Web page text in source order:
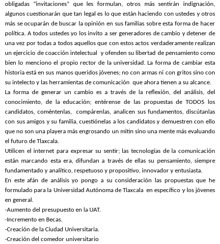
obligadas “invitaciones” que les formulan, otros más sentirán indignación,
algunos cuestionarán que tan legal es lo que están haciendo con ustedes y otros
más se ocuparán de buscar la opinión en sus familias sobre esta forma de hacer
política. A todos ustedes yo los invito a ser generadores de cambio y detener de
una vez por todas a todos aquellos que con estos actos verdaderamente realizan
un ejercicio de coacción intelectual y ofenden su libertad de pensamiento como
bien lo menciono el propio rector de la universidad. La forma de cambiar esta
historia está en sus manos queridos jóvenes; no con armas ni con gritos sino con
su intelecto y las herramientas de comunicación que ahora tienen a su alcance.
La forma de generar un cambio es a través de la reflexión, del análisis, del
conocimiento, de la educación; entérense de las propuestas de TODOS los
candidatos, coméntenlas, compárenlas, analicen sus fundamentos, discútanlas
con sus amigos y su familia, cuestiónelas a los candidatos y demuestren con ello
que no son una playera más engrosando un mitin sino una mente más evaluando
el futuro de Tlaxcala.
Utilicen el internet para expresar su sentir; las tecnologías de la comunicación
están marcando esta era, difundan a través de ellas su pensamiento, siempre
fundamentado y analítico, respetuoso y propositivo, innovador y entusiasta.
En este afán de análisis yo pongo a su consideración las propuestas que he
formulado para la Universidad Autónoma de Tlaxcala en específico y los jóvenes
en general.
-Aumento del presupuesto en la UAT.
-Incremento en Becas.
-Creación de la Ciudad Universitaria.
-Creación del comedor universitario